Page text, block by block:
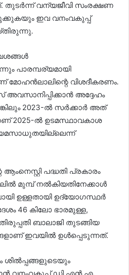
തുടർന്ന് വന്യജീവി സംരക്ഷണ
ഇവ വനംവകുപ്പ്
പാരമ്പര്യമായി
മോഹൻലാലിന്റെ വിശദീകരണം.
അവസാനിപ്പിക്കാൻ അദ്ദേഹം
2023-ൽ സർക്കാർ അത്
2025-ൽ ഉടമസ്ഥാവകാശ
പദ്ധതി പ്രകാരം
മുമ്പ് നൽകിയതിനേക്കാൾ
ഉള്ളതായി ഉദ്യോഗസ്ഥർ
46 കിലോ ഭാരമുള്ള,
ബാലാജി തുടങ്ങിയ
ഇവയിൽ ഉൾപ്പെടുന്നത്.